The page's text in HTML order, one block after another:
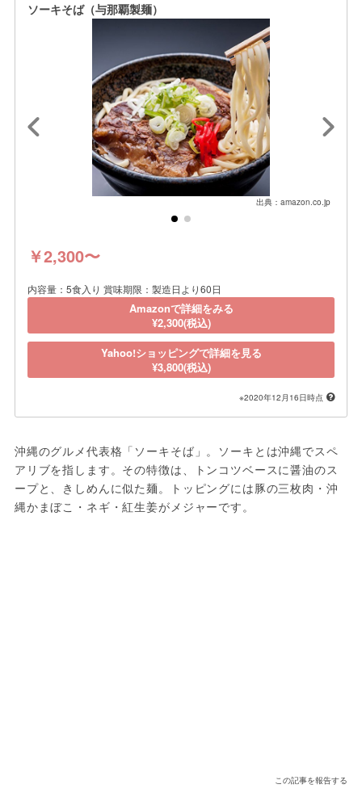
ソーキそば（与那覇製麺）
出典：amazon.co.jp
￥2,300〜
内容量：5食入り 賞味期限：製造日より60日
Amazonで詳細をみる
¥2,300(税込)
Yahoo!ショッピングで詳細を見る
¥3,800(税込)
※2020年12月16日時点
沖縄のグルメ代表格「ソーキそば」。ソーキとは沖縄でスペ
アリブを指します。その特徴は、トンコツベースに醤油のス
ープと、きしめんに似た麺。トッピングには豚の三枚肉・沖
縄かまぼこ・ネギ・紅生姜がメジャーです。
この記事を報告する